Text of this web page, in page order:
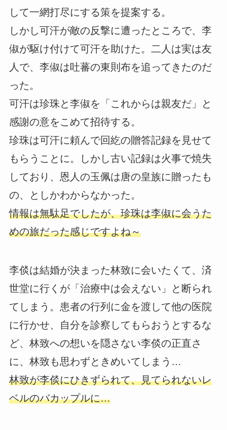
して一網打尽にする策を提案する。
しかし可汗が敵の反撃に遭ったところで、李
俶が駆け付けて可汗を助けた。二人は実は友
人で、李俶は吐蕃の東則布を追ってきたのだ
った。
可汗は珍珠と李俶を「これからは親友だ」と
感謝の意をこめて招待する。
珍珠は可汗に頼んで回紇の贈答記録を見せて
もらうことに。しかし古い記録は火事で焼失
しており、恩人の玉佩は唐の皇族に贈ったも
の、としかわからなかった。
情報は無駄足でしたが、珍珠は李俶に会うた
めの旅だった感じですよね～
李倓は結婚が決まった林致に会いたくて、済
世堂に行くが「治療中は会えない」と断られ
てしまう。患者の行列に金を渡して他の医院
に行かせ、自分を診察してもらおうとするな
ど、林致への想いを隠さない李倓の正直さ
に、林致も思わずときめいてしまう…
林致が李倓にひきずられて、見てられないレ
ベルのバカップルに…